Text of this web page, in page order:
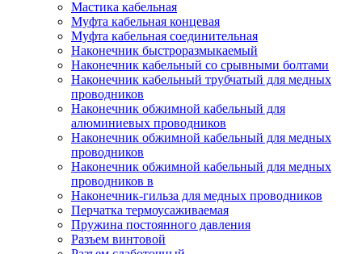
Мастика кабельная
Муфта кабельная концевая
Муфта кабельная соединительная
Наконечник быстроразмыкаемый
Наконечник кабельный со срывными болтами
Наконечник кабельный трубчатый для медных
проводников
Наконечник обжимной кабельный для
алюминиевых проводников
Наконечник обжимной кабельный для медных
проводников
Наконечник обжимной кабельный для медных
проводников в
Наконечник-гильза для медных проводников
Перчатка термоусаживаемая
Пружина постоянного давления
Разъем винтовой